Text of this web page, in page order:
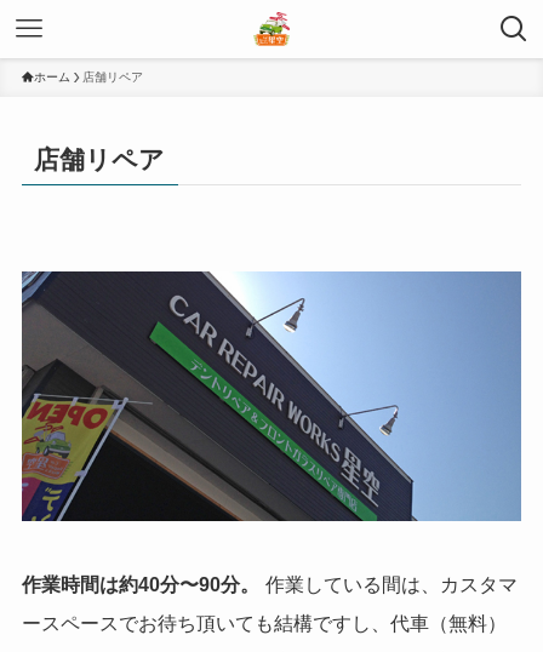
ホーム 店舗リペア
店舗リペア
作業時間は約40分〜90分。
作業している間は、カスタマ
ースペースでお待ち頂いても結構ですし、代車（無料）